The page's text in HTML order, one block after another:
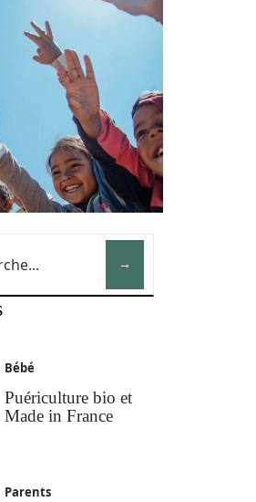
Bébé
Puériculture bio et
Made in France
Parents